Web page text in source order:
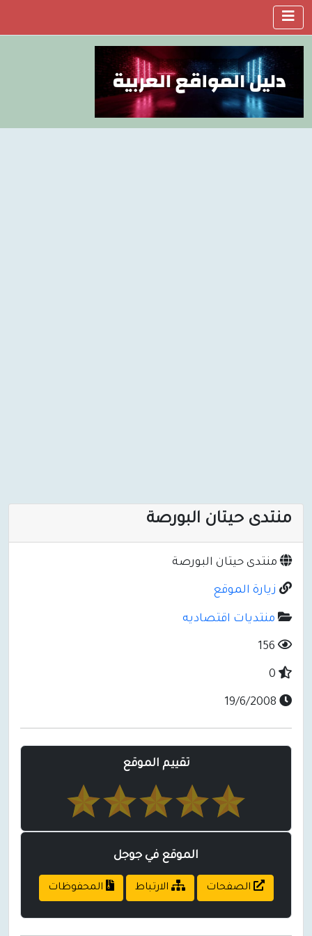
منتدى حيتان البورصة
منتدى حيتان البورصة
زيارة الموقع
منتديات اقتصاديه
تقييم الموقع
الموقع في جوجل
الصفحات الارتباط المحفوظات